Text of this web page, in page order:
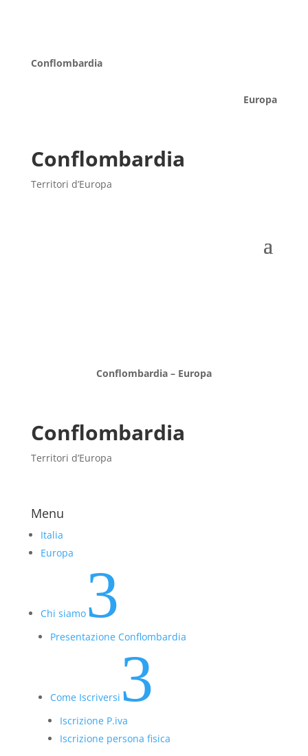
Conflombardia
Europa
Conflombardia
Territori d’Europa
Conflombardia – Europa
Conflombardia
Territori d’Europa
Menu
Italia
Europa
Chi siamo3
Presentazione Conflombardia
Come Iscriversi 3
Iscrizione P.iva
Iscrizione persona fisica